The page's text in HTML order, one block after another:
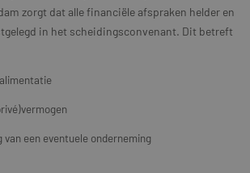
zorgt dat alle financiële afspraken helder en
in het scheidingsconvenant. Dit betreft
van een eventuele onderneming